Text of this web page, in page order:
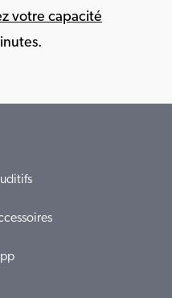
votre capacité